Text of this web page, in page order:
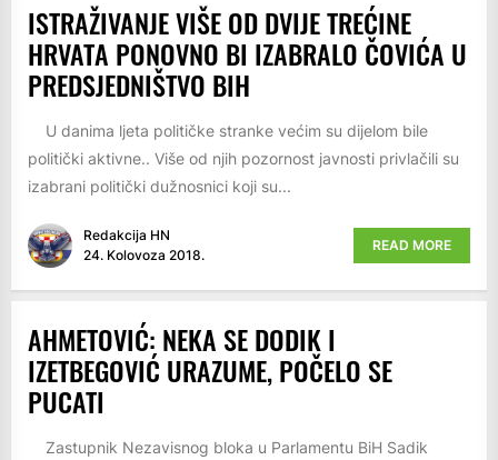
ISTRAŽIVANJE VIŠE OD DVIJE TREĆINE
HRVATA PONOVNO BI IZABRALO ČOVIĆA U
PREDSJEDNIŠTVO BIH
U danima ljeta političke stranke većim su dijelom bile
politički aktivne.. Više od njih pozornost javnosti privlačili su
izabrani politički dužnosnici koji su...
Redakcija HN
24. Kolovoza 2018.
READ MORE
AHMETOVIĆ: NEKA SE DODIK I
IZETBEGOVIĆ URAZUME, POČELO SE
PUCATI
Zastupnik Nezavisnog bloka u Parlamentu BiH Sadik